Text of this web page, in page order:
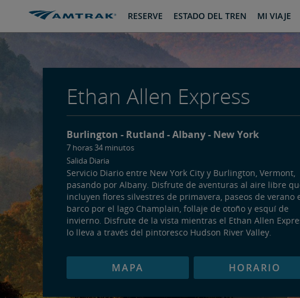
saltar
saltar RESERVE ESTADO DEL TREN MI VIAJE
Ethan Allen Express
Burlington Rutland Albany New York
7 horas 34 minutos
Salida Diaria
Servicio Diario entre New York City y Burlington, Vermont,
pasando por Albany. Disfrute de aventuras al aire libre
incluyen flores silvestres de primavera, paseos de verano
barco por el lago Champlain, follaje de otoño y esquí de
invierno. Disfrute de la vista mientras el Ethan Allen
lo lleva a través del pintoresco Hudson River Valley.
MAPA HORARIO